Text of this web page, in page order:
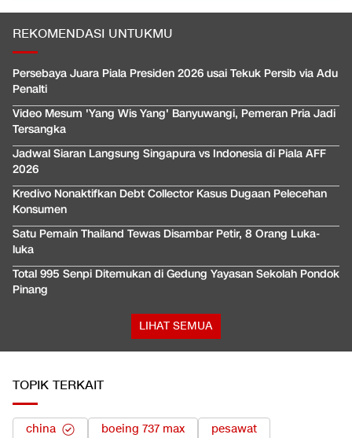
REKOMENDASI UNTUKMU
Persebaya Juara Piala Presiden 2026 usai Tekuk Persib via Adu
Penalti
Video Mesum 'Yang Wis Yang' Banyuwangi, Pemeran Pria Jadi
Tersangka
Jadwal Siaran Langsung Singapura vs Indonesia di Piala AFF
2026
Kredivo Nonaktifkan Debt Collector Kasus Dugaan Pelecehan
Konsumen
Satu Pemain Thailand Tewas Disambar Petir, 8 Orang Luka-
luka
Total 995 Senpi Ditemukan di Gedung Yayasan Sekolah Pondok
Pinang
LIHAT SEMUA
TOPIK TERKAIT
china boeing 737 max
pesawat